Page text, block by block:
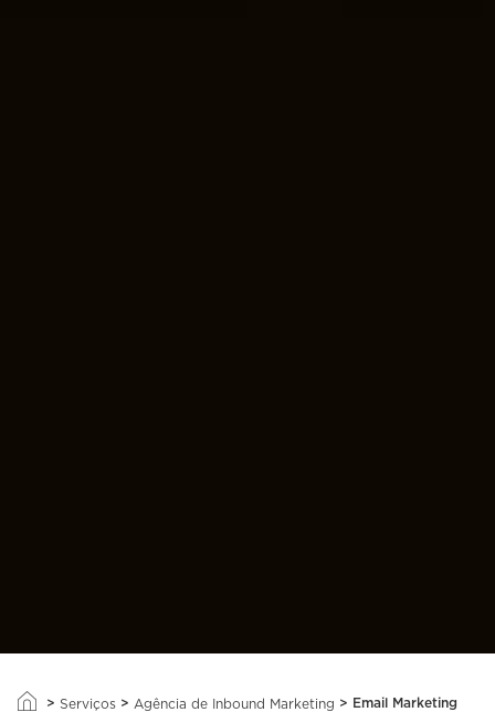
> Serviços > Agência de Inbound Marketing > Email Marketing